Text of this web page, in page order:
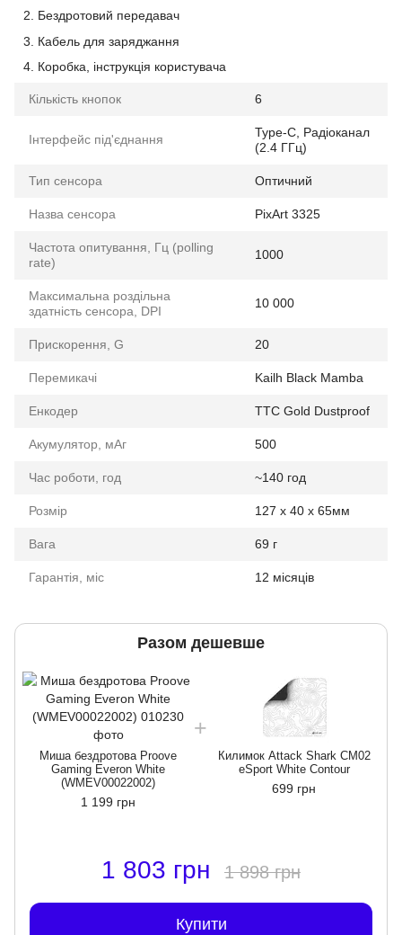
Бездротовий передавач
Кабель для заряджання
Коробка, інструкція користувача
Кількість кнопок 6
Інтерфейс під'єднання
Type-C, Радіоканал
(2.4 ГГц)
Тип сенсора Оптичний
Назва сенсора PixArt 3325
Частота опитування, Гц (polling
rate)
1000
Максимальна роздільна
здатність сенсора, DPI
10 000
Прискорення, G 20
Перемикачі Kailh Black Mamba
Енкодер TTC Gold Dustproof
Акумулятор, мАг 500
Час роботи, год ~140 год
Розмір 127 x 40 x 65мм
Вага 69 г
Гарантія, міс 12 місяців
Разом дешевше
Миша бездротова Proove
Gaming Everon White
(WMEV00022002)
1 199 грн
Килимок Attack Shark CM02
eSport White Contour
699 грн
1 803 грн 1 898 грн
Купити